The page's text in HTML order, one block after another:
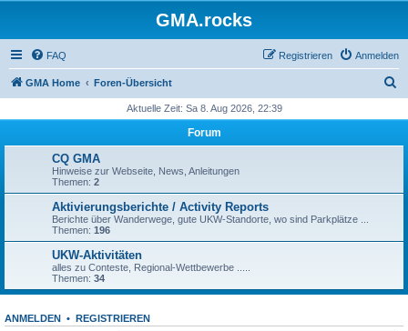
GMA.rocks
FAQ Anmelden
Registrieren
GMA Home Foren-Übersicht
h
Aktuelle Zeit: Sa 8. Aug 2026, 22:39
Forum
CQ GMA
Hinweise zur Webseite, News, Anleitungen
Themen: 2
Aktivierungsberichte / Activity Reports
Berichte über Wanderwege, gute UKW-Standorte, wo sind Parkplätze ...
Themen: 196
UKW-Aktivitäten
alles zu Conteste, Regional-Wettbewerbe .....
Themen: 34
ANMELDEN • REGISTRIEREN